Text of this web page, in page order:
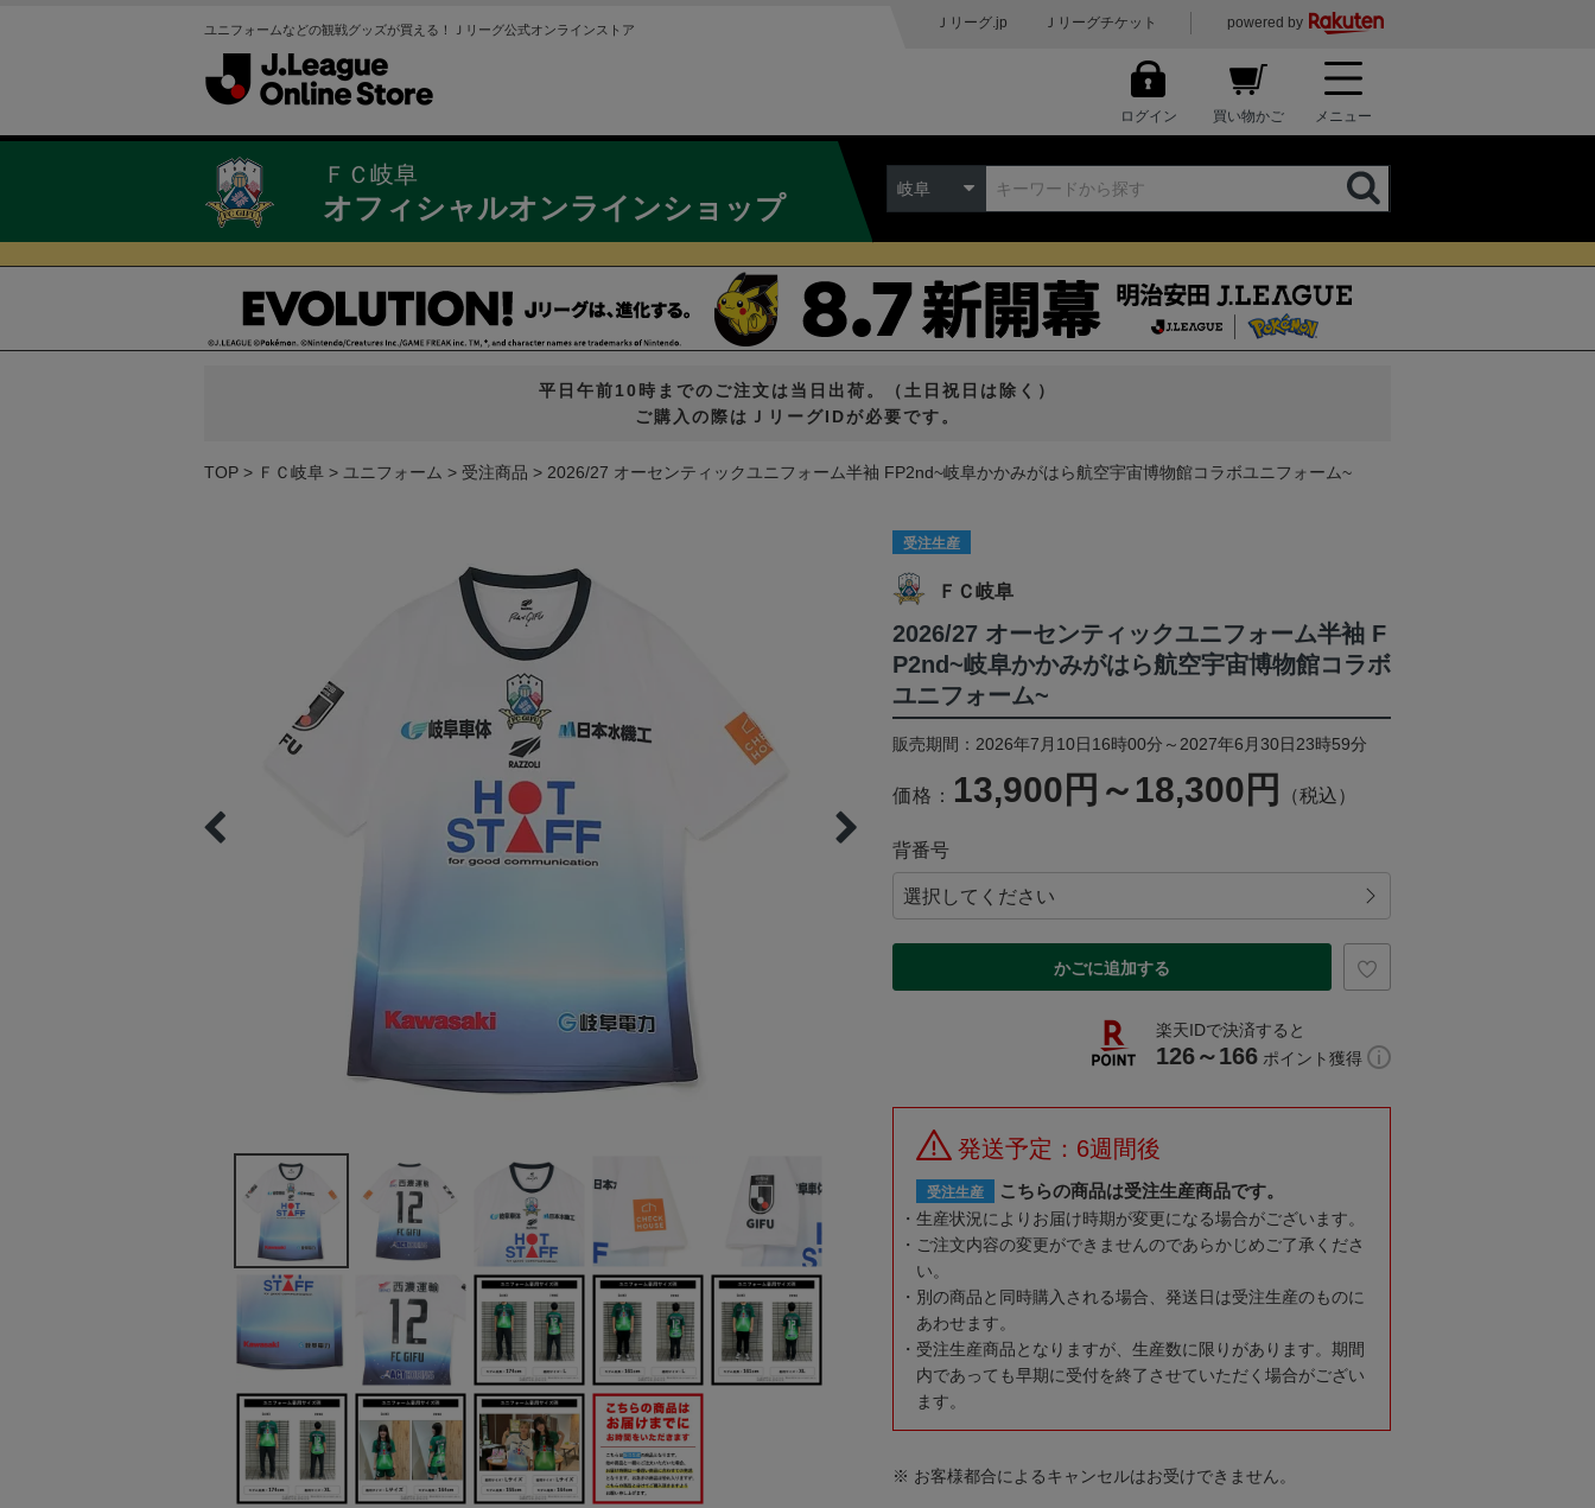
ユニフォームなどの観戦グッズが買える！Ｊリーグ公式オンラインストア Ｊリーグ.jp Ｊリーグチケット powered by
ログイン 買い物かご メニュー
ＦＣ岐阜
オフィシャルオンラインショップ
岐阜
平日午前10時までのご注文は当日出荷。（土日祝日は除く）
ご購入の際はＪリーグIDが必要です。
TOP ＦＣ岐阜 ユニフォーム 受注商品 2026/27 オーセンティックユニフォーム半袖 FP2nd~岐阜かかみがはら航空宇宙博物館コラボユニフォーム~
受注生産
ＦＣ岐阜
2026/27 オーセンティックユニフォーム半袖 F
P2nd~岐阜かかみがはら航空宇宙博物館コラボ
ユニフォーム~
販売期間：2026年7月10日16時00分～2027年6月30日23時59分
価格： 13,900円～18,300円 （税込）
背番号
かごに追加する
楽天IDで決済すると
126～166 ポイント獲得
発送予定：6週間後
受注生産 こちらの商品は受注生産商品です。
生産状況によりお届け時期が変更になる場合がございます。
ご注文内容の変更ができませんのであらかじめご了承くださ
い。
別の商品と同時購入される場合、発送日は受注生産のものに
あわせます。
受注生産商品となりますが、生産数に限りがあります。期間
内であっても早期に受付を終了させていただく場合がござい
ます。
※ お客様都合によるキャンセルはお受けできません。